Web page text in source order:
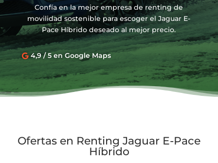
Confía en la mejor empresa de renting de
movilidad sostenible para escoger el Jaguar E-
Pace Híbrido deseado al mejor precio.
 4,9 / 5 en Google Maps
Ofertas en Renting Jaguar E-Pace
Híbrido